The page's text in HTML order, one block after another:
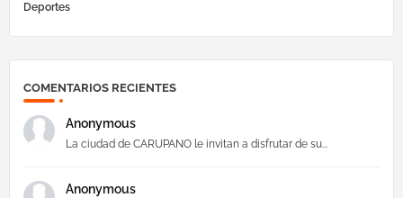
Deportes
COMENTARIOS RECIENTES
Anonymous
La ciudad de CARUPANO le invitan a disfrutar de su...
Anonymous